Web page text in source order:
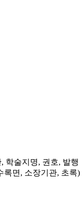
학술지명, 권호, 발행
록면, 소장기관, 초록)